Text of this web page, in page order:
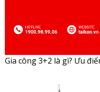
Gia công 3+2 là gì? Ưu